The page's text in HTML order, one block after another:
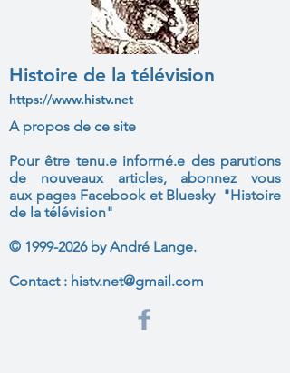
Histoire de la télévision
https://www.histv.net
A propos de ce site
Pour être tenu.e informé.e des parutions
de nouveaux articles, abonnez vous
aux pages Facebook et Bluesky "Histoire
de la télévision"
© 1999-2026by André Lange.
Contact : histv.net@gmail.com